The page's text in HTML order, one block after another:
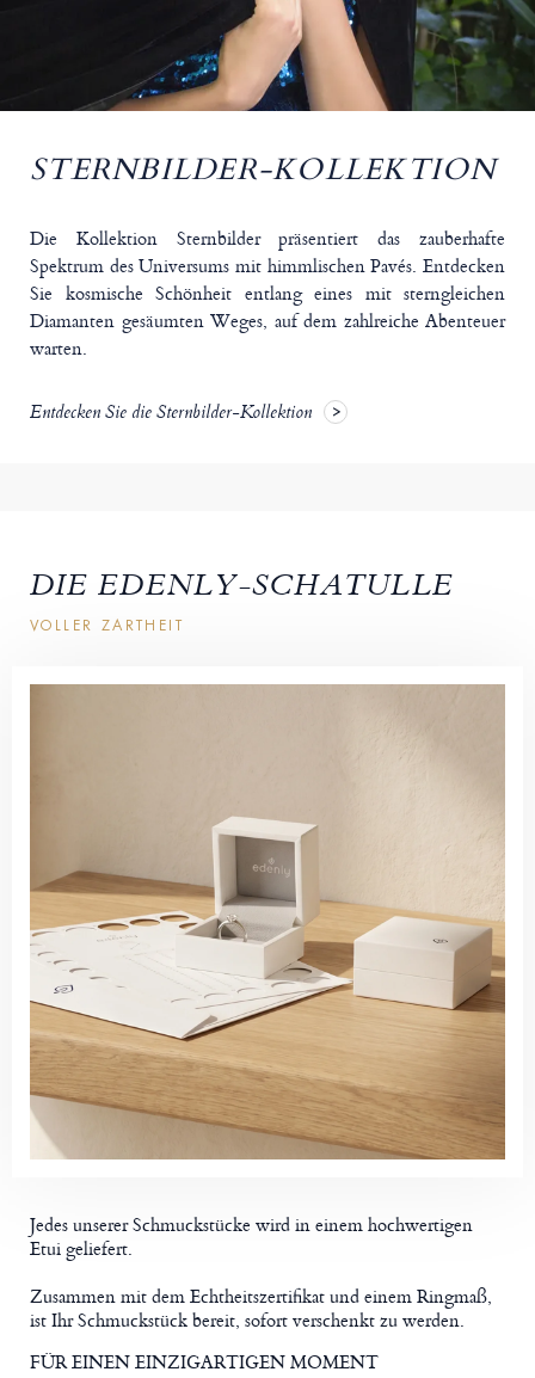
STERNBILDER-KOLLEKTION
Die Kollektion Sternbilder präsentiert das zauberhafte
Spektrum des Universums mit himmlischen Pavés. Entdecken
Sie kosmische Schönheit entlang eines mit sterngleichen
Diamanten gesäumten Weges, auf dem zahlreiche Abenteuer
warten.
Entdecken Sie die Sternbilder-Kollektion
DIE EDENLY-SCHATULLE
VOLLER ZARTHEIT
Jedes unserer Schmuckstücke wird in einem hochwertigen
Etui geliefert.
Zusammen mit dem Echtheitszertifikat und einem Ringmaß,
ist Ihr Schmuckstück bereit, sofort verschenkt zu werden.
FÜR EINEN EINZIGARTIGEN MOMENT